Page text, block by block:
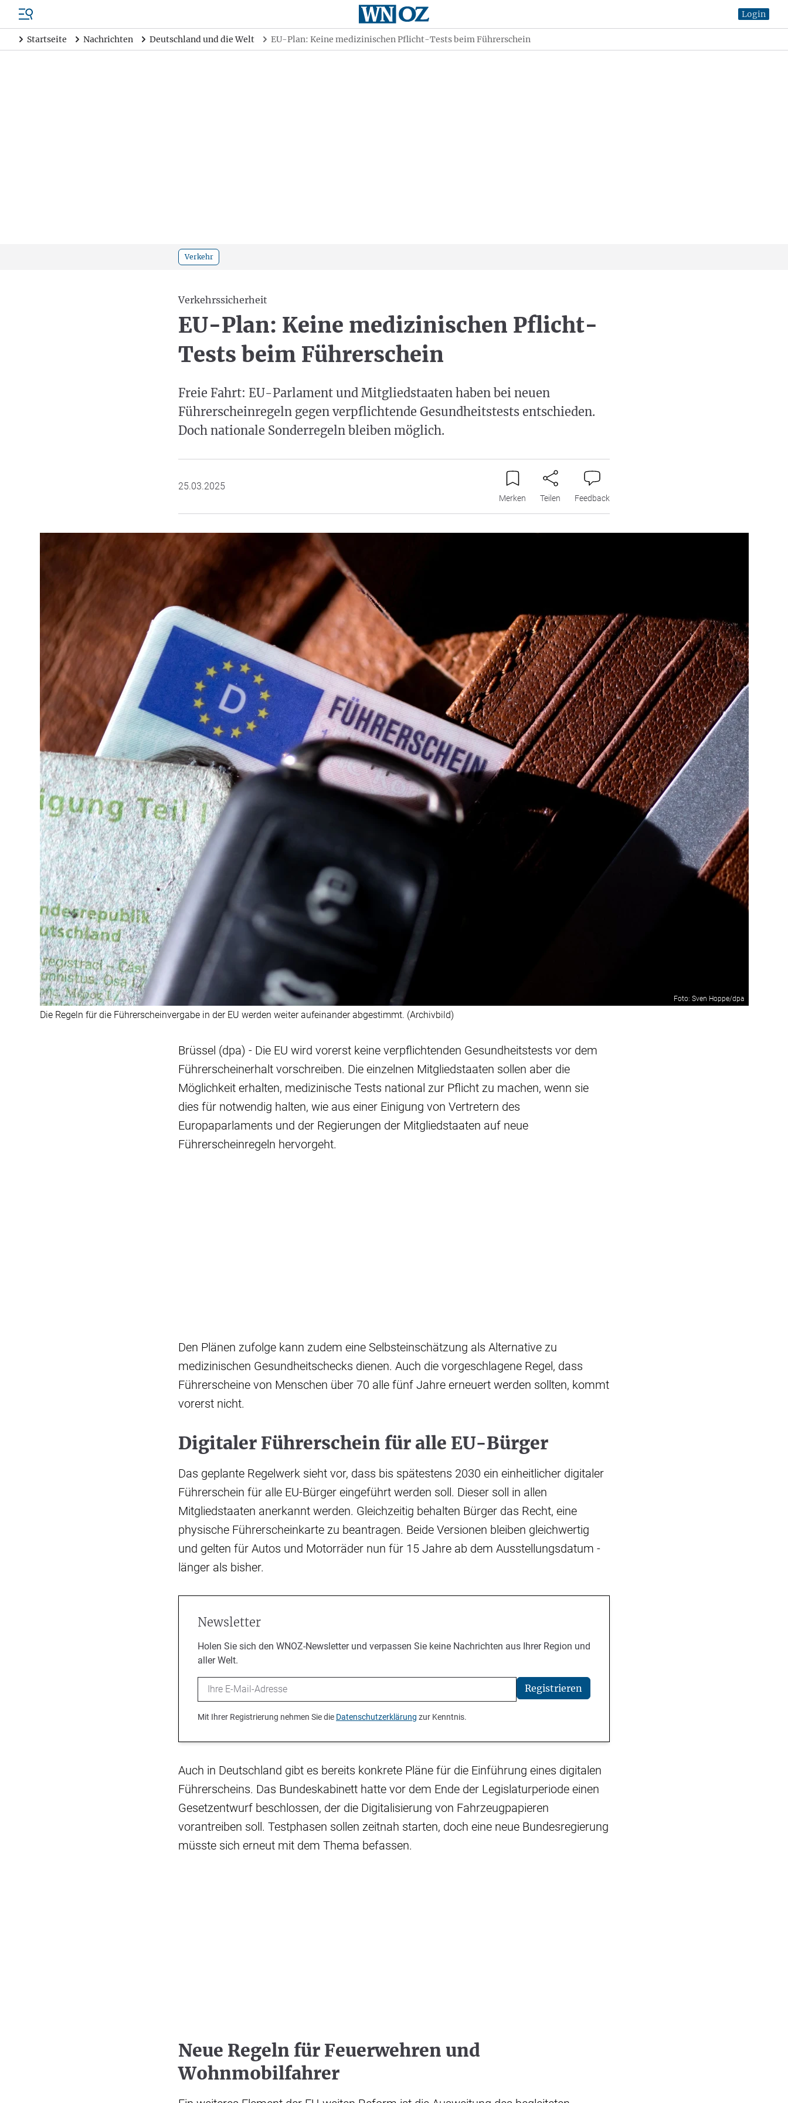
Login
Startseite Nachrichten Deutschland und die Welt EU-Plan: Keine medizinischen Pflicht-Tests beim Führerschein
Verkehr
Verkehrssicherheit
EU-Plan: Keine medizinischen Pflicht-
Tests beim Führerschein
Freie Fahrt: EU-Parlament und Mitgliedstaaten haben bei neuen
Führerscheinregeln gegen verpflichtende Gesundheitstests entschieden.
Doch nationale Sonderregeln bleiben möglich.
25.03.2025
Merken Teilen Feedback
Foto: Sven Hoppe/dpa
Die Regeln für die Führerscheinvergabe in der EU werden weiter aufeinander abgestimmt. (Archivbild)
Brüssel (dpa) - Die EU wird vorerst keine verpflichtenden Gesundheitstests vor dem
Führerscheinerhalt vorschreiben. Die einzelnen Mitgliedstaaten sollen aber die
Möglichkeit erhalten, medizinische Tests national zur Pflicht zu machen, wenn sie
dies für notwendig halten, wie aus einer Einigung von Vertretern des
Europaparlaments und der Regierungen der Mitgliedstaaten auf neue
Führerscheinregeln hervorgeht.
Den Plänen zufolge kann zudem eine Selbsteinschätzung als Alternative zu
medizinischen Gesundheitschecks dienen. Auch die vorgeschlagene Regel, dass
Führerscheine von Menschen über 70 alle fünf Jahre erneuert werden sollten, kommt
vorerst nicht.
Digitaler Führerschein für alle EU-Bürger
Das geplante Regelwerk sieht vor, dass bis spätestens 2030 ein einheitlicher digitaler
Führerschein für alle EU-Bürger eingeführt werden soll. Dieser soll in allen
Mitgliedstaaten anerkannt werden. Gleichzeitig behalten Bürger das Recht, eine
physische Führerscheinkarte zu beantragen. Beide Versionen bleiben gleichwertig
und gelten für Autos und Motorräder nun für 15 Jahre ab dem Ausstellungsdatum -
länger als bisher.
Newsletter
Holen Sie sich den WNOZ-Newsletter und verpassen Sie keine Nachrichten aus Ihrer Region und
aller Welt.
Email Registrieren
Mit Ihrer Registrierung nehmen Sie die Datenschutzerklärung zur Kenntnis.
Auch in Deutschland gibt es bereits konkrete Pläne für die Einführung eines digitalen
Führerscheins. Das Bundeskabinett hatte vor dem Ende der Legislaturperiode einen
Gesetzentwurf beschlossen, der die Digitalisierung von Fahrzeugpapieren
vorantreiben soll. Testphasen sollen zeitnah starten, doch eine neue Bundesregierung
müsste sich erneut mit dem Thema befassen.
Neue Regeln für Feuerwehren und
Wohnmobilfahrer